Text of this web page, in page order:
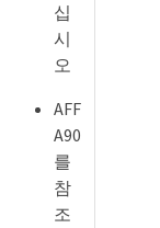
십
시
오
AFF
A90
를
참
조